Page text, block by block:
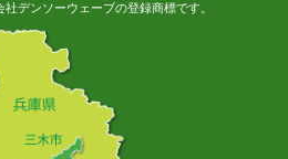
社デンソーウェーブの登録商標です。